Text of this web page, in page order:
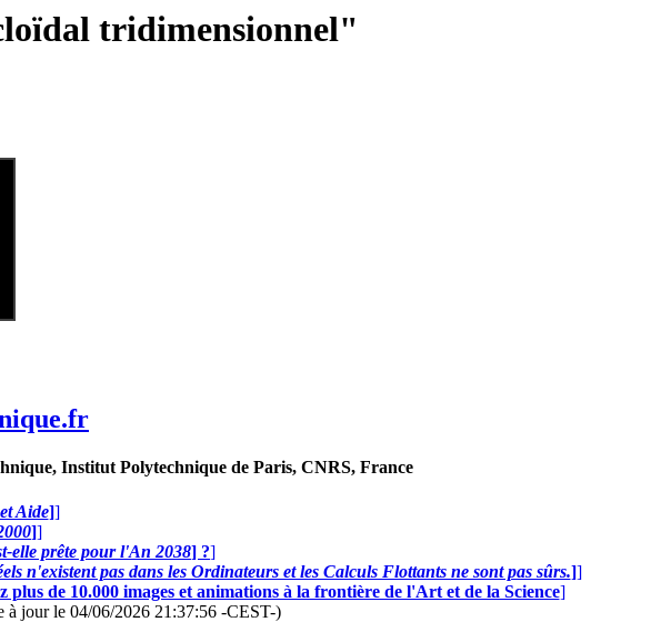
tridimensionnel"
Institut Polytechnique de Paris, CNRS, France
Aide]]
]]
elle prête pour l'An 2038] ?]
n'existent pas dans les Ordinateurs et les Calculs Flottants ne sont pas sûrs.]]
plus de 10.000 images et animations à la frontière de l'Art et de la Science]
à jour le 04/06/2026 21:37:56 -CEST-)